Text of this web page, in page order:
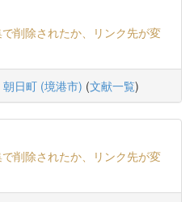
削除されたか、リンク先が変
朝日町 (境港市) (文献一覧)
削除されたか、リンク先が変